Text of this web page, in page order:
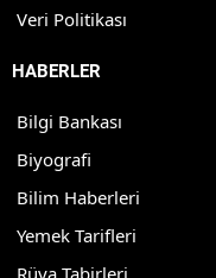
Veri Politikası
HABERLER
Bilgi Bankası
Biyografi
Bilim Haberleri
Yemek Tarifleri
Rüya Tabirleri